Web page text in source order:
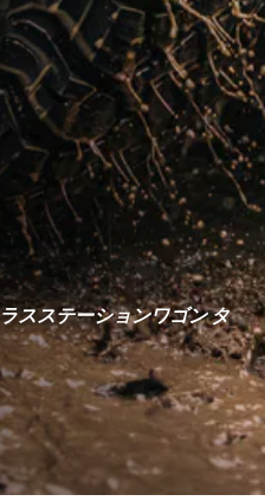
スステーションワゴン タ